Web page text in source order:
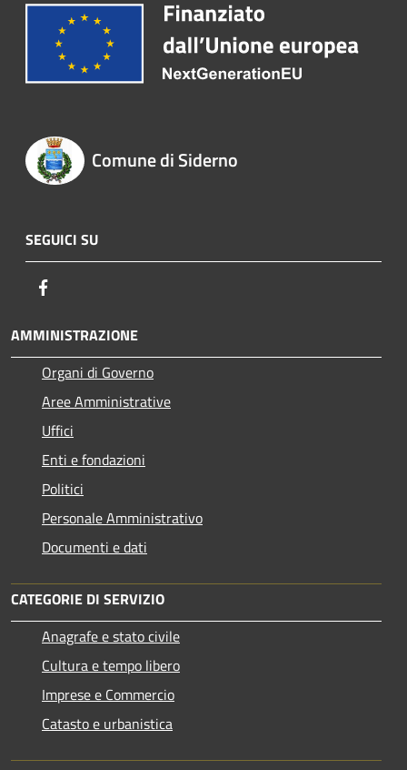
Comune di Siderno
SEGUICI SU
AMMINISTRAZIONE
Organi di Governo
Aree Amministrative
Uffici
Enti e fondazioni
Politici
Personale Amministrativo
Documenti e dati
CATEGORIE DI SERVIZIO
Anagrafe e stato civile
Cultura e tempo libero
Imprese e Commercio
Catasto e urbanistica